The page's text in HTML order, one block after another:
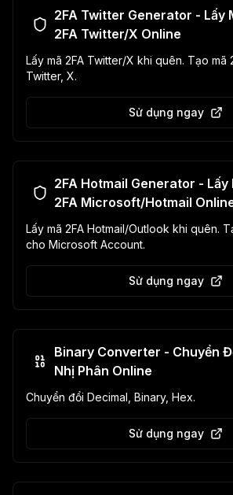
2FA Twitter Generator - Lấy
2FA Twitter/X Online
Lấy mã 2FA Twitter/X khi quên. Tạo mã
Twitter, X.
Sử dụng ngay
2FA Hotmail Generator - Lấy
2FA Microsoft/Hotmail
Lấy mã 2FA Hotmail/Outlook khi quên.
cho Microsoft Account.
Sử dụng ngay
Binary Converter - Chuyển
Nhị Phân Online
Chuyển đổi Decimal, Binary, Hex.
Sử dụng ngay